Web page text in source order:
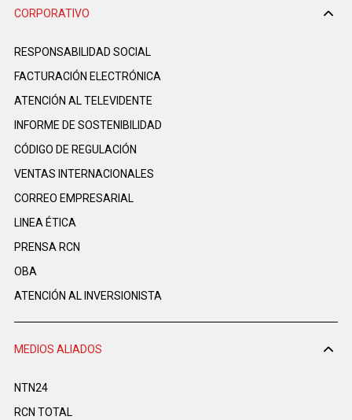
CORPORATIVO
RESPONSABILIDAD SOCIAL
FACTURACIÓN ELECTRÓNICA
ATENCIÓN AL TELEVIDENTE
INFORME DE SOSTENIBILIDAD
CÓDIGO DE REGULACIÓN
VENTAS INTERNACIONALES
CORREO EMPRESARIAL
LINEA ÉTICA
PRENSA RCN
OBA
ATENCIÓN AL INVERSIONISTA
MEDIOS ALIADOS
NTN24
RCN TOTAL